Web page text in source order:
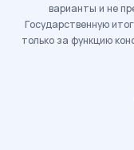
варианты и не
Государственную
только за функцию